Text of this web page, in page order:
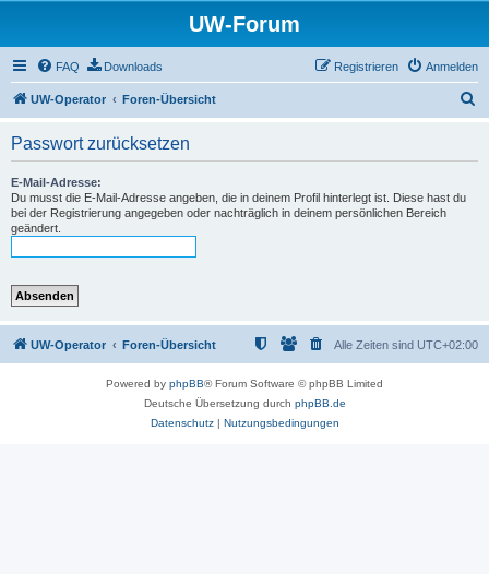
UW-Forum
FAQ Downloads Anmelden
Registrieren
UW-Operator Foren-Übersicht
Passwort zurücksetzen
E-Mail-Adresse:
Du musst die E-Mail-Adresse angeben, die in deinem Profil hinterlegt ist. Diese hast du
bei der Registrierung angegeben oder nachträglich in deinem persönlichen Bereich
geändert.
UW-Operator Foren-Übersicht Alle Zeiten sind UTC+02:00
Powered by phpBB® Forum Software © phpBB Limited
Deutsche Übersetzung durch phpBB.de
Datenschutz| Nutzungsbedingungen